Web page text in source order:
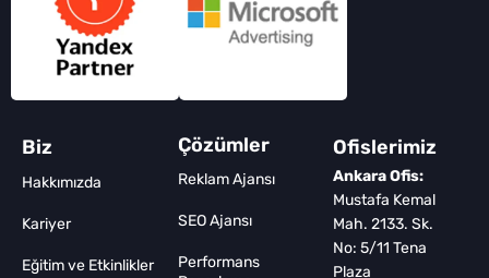
Biz
Hakkımızda
Kariyer
Eğitim ve Etkinlikler
Çözümler
Reklam Ajansı
SEO Ajansı
Performans
Ofislerimiz
Ankara Ofis:
Mustafa Kemal
Mah. 2133. Sk.
No: 5/11 Tena
Plaza